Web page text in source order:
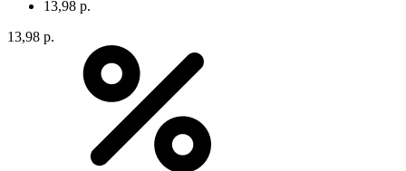
13,98 р.
13,98 р.